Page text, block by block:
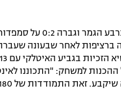
יובה, שהביסה 0:4 את ספאל
ברציפות לאחר שבעונה
למשחק: "התכוננו